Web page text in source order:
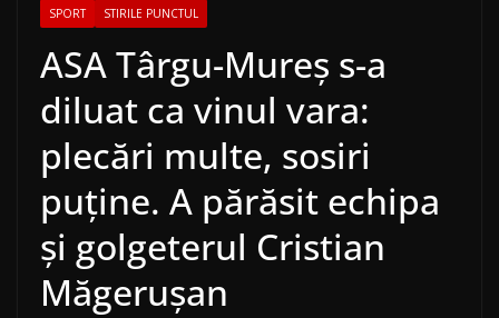
SPORT STIRILE PUNCTUL
ASA Târgu-Mureș s-a
diluat ca vinul vara:
plecări multe, sosiri
puține. A părăsit echipa
și golgeterul Cristian
Măgerușan